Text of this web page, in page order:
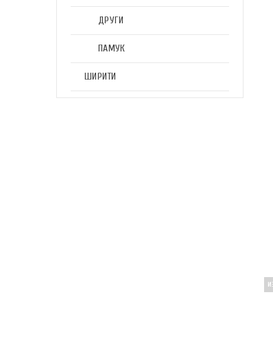
ДРУГИ
ПАМУК
ШИРИТИ